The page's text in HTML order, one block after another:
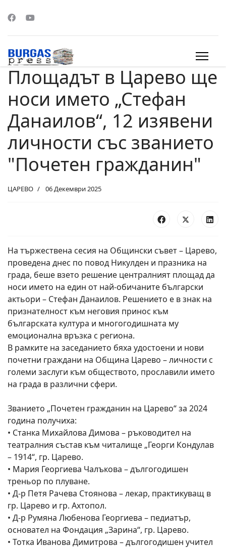
Площадът в Царево ще
носи името „Стефан
Данаилов“, 12 изявени
личности със званието
"Почетен гражданин"
ЦАРЕВО 06 Декември 2025
На тържествена сесия на Общински съвет – Царево,
проведена днес по повод Никулден и празника на
града, беше взето решение централният площад да
носи името на един от най-обичаните български
актьори – Стефан Данаилов. Решението е в знак на
признателност към неговия принос към
българската култура и многогодишната му
емоционална връзка с региона.
В рамките на заседанието бяха удостоени и нови
почетни граждани на Община Царево – личности с
големи заслуги към обществото, прославили името
на града в различни сфери.
Званието „Почетен гражданин на Царево“ за 2024
година получиха:
• Станка Михайлова Димова – ръководител на
театралния състав към читалище „Георги Кондулав
– 1914“, гр. Царево.
• Мария Георгиева Чалъкова – дългогодишен
треньор по плуване.
• Д-р Петя Рачева Стоянова – лекар, практикуващ в
гр. Царево и гр. Ахтопол.
• Д-р Румяна Любенова Георгиева – педиатър,
основател на Фондация „Зарина“, гр. Царево.
• Тотка Иванова Димитрова – дългогодишен учител